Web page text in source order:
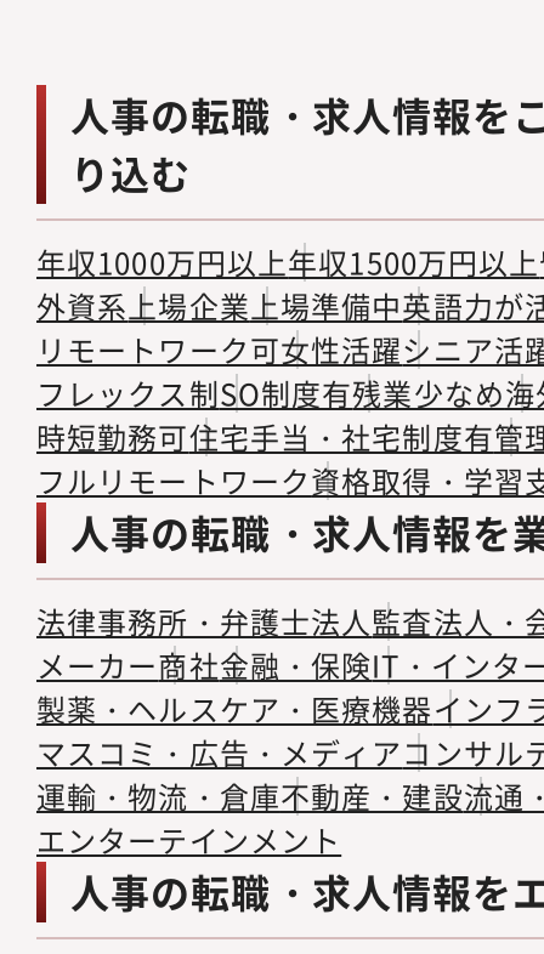
人事の転職・求人情報を
り込む
年収1000万円以上年収1500万円以上
外資系上場企業上場準備中英語力が
リモートワーク可女性活躍シニア活
フレックス制SO制度有残業少なめ
時短勤務可住宅手当・社宅制度有管
フルリモートワーク資格取得・学習
人事の転職・求人情報を
法律事務所・弁護士法人監査法人・
メーカー商社金融・保険IT・インタ
製薬・ヘルスケア・医療機器インフ
マスコミ・広告・メディアコンサル
運輸・物流・倉庫不動産・建設流通
エンターテインメント
人事の転職・求人情報を